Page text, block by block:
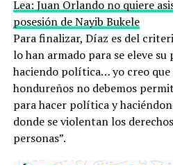
Lea: Juan Orlando no quiere
posesión de Nayib Bukele
Para finalizar, Díaz es del
lo han armado para se eleve
haciendo política… yo creo
hondureños no debemos
para hacer política y
donde se violentan los
personas”.